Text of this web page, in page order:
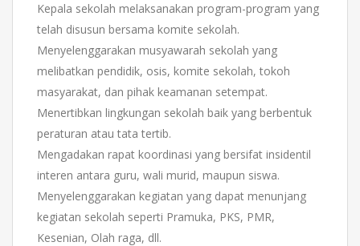
Kepala sekolah melaksanakan program-program yang
telah disusun bersama komite sekolah.
Menyelenggarakan musyawarah sekolah yang
melibatkan pendidik, osis, komite sekolah, tokoh
masyarakat, dan pihak keamanan setempat.
Menertibkan lingkungan sekolah baik yang berbentuk
peraturan atau tata tertib.
Mengadakan rapat koordinasi yang bersifat insidentil
interen antara guru, wali murid, maupun siswa.
Menyelenggarakan kegiatan yang dapat menunjang
kegiatan sekolah seperti Pramuka, PKS, PMR,
Kesenian, Olah raga, dll.